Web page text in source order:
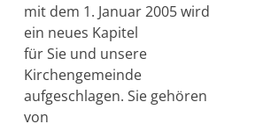
mit dem 1. Januar 2005 wird
ein neues Kapitel
für Sie und unsere
Kirchengemeinde
aufgeschlagen. Sie gehören
von